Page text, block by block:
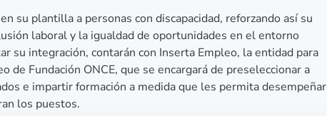
su plantilla a personas con discapacidad, reforzando así su
laboral y la igualdad de oportunidades en el entorno
su integración, contarán con Inserta Empleo, la entidad para
de Fundación ONCE, que se encargará de preseleccionar a
e impartir formación a medida que les permita desempeñar
los puestos.